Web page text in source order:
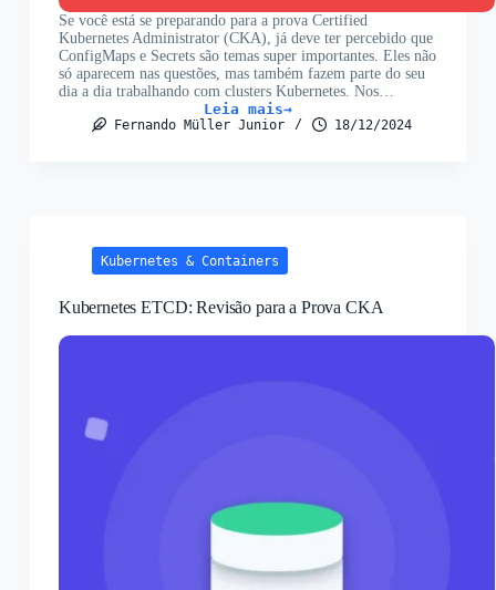
Se você está se preparando para a prova Certified
Kubernetes Administrator (CKA), já deve ter percebido que
ConfigMaps e Secrets são temas super importantes. Eles não
só aparecem nas questões, mas também fazem parte do seu
dia a dia trabalhando com clusters Kubernetes. Nos…
Leia maisKubernetes
ConfigMaps
Prova
CKA
Fernando Müller Junior 18/12/2024
Kubernetes & Containers
Kubernetes ETCD: Revisão para a Prova CKA